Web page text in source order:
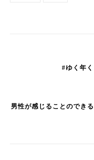
#ゆく年
男性が感じることのでき